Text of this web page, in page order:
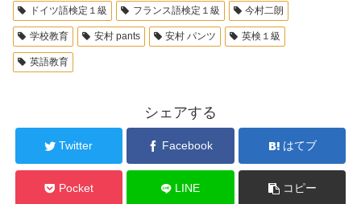
ドイツ語検定１級 フランス語検定１級 今村二朗
学校教育 安村 pants 安村 パンツ 英検１級
英語教育
シェアする
Twitter Facebook はてブ
Pocket LINE コピー